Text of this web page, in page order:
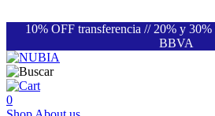
10% OFF transferencia // 20% y
BBVA
0